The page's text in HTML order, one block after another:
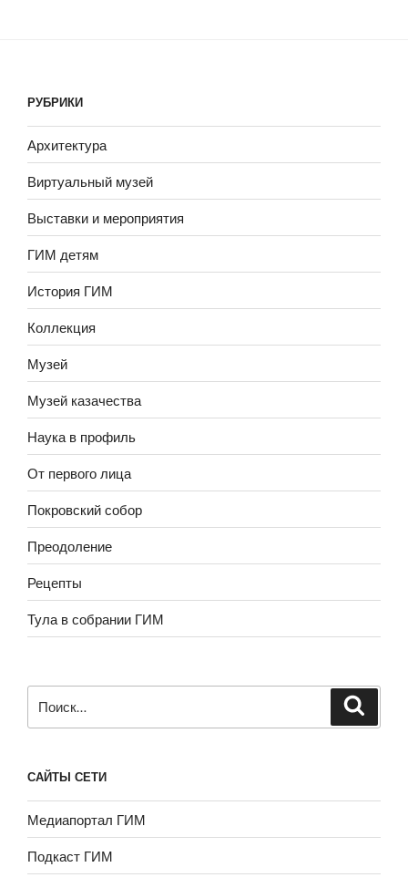
РУБРИКИ
Архитектура
Виртуальный музей
Выставки и мероприятия
ГИМ детям
История ГИМ
Коллекция
Музей
Музей казачества
Наука в профиль
От первого лица
Покровский собор
Преодоление
Рецепты
Тула в собрании ГИМ
САЙТЫ СЕТИ
Медиапортал ГИМ
Подкаст ГИМ